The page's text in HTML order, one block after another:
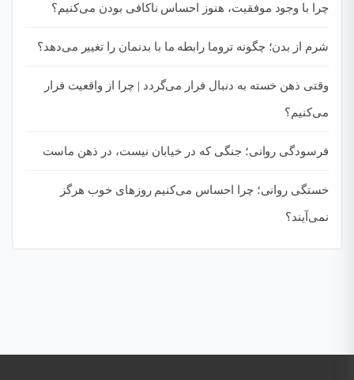
چرا با وجود موفقیت، هنوز احساس ناکافی بودن می‌کنیم؟
شرم از بدن؛ چگونه تروما رابطه ما با بدنمان را تغییر می‌دهد؟
وقتی ذهن خسته به دنبال فرار می‌گردد | چرا از واقعیت فرار
می‌کنیم؟
فرسودگی روانی؛ جنگی که در خیابان نیست، در ذهن ماست
خستگی روانی؛ چرا احساس می‌کنیم روزهای خوب هرگز
نمی‌آیند؟